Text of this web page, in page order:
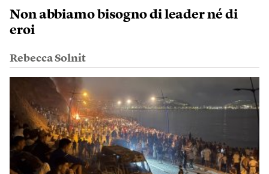
Non abbiamo bisogno di leader né di
eroi
Rebecca Solnit